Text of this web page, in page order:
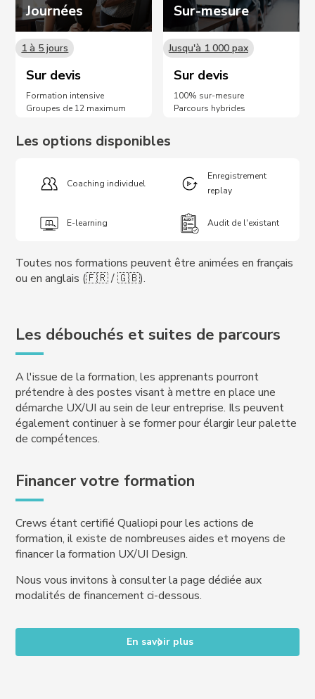
Journées
1 à 5 jours
Sur devis
Formation intensive
Groupes de 12 maximum
Sur-mesure
Jusqu'à 1 000 pax
Sur devis
100% sur-mesure
Parcours hybrides
Les options disponibles
Coaching individuel
Enregistrement
replay
E-learning Audit de l'existant
Toutes nos formations peuvent être animées en français
ou en anglais (🇫🇷 / 🇬🇧).
Les débouchés et suites de parcours
A l'issue de la formation, les apprenants pourront
prétendre à des postes visant à mettre en place une
démarche UX/UI au sein de leur entreprise. Ils peuvent
également continuer à se former pour élargir leur palette
de compétences.
Financer votre formation
Crews étant certifié Qualiopi pour les actions de
formation, il existe de nombreuses aides et moyens de
financer la formation UX/UI Design.
Nous vous invitons à consulter la page dédiée aux
modalités de financement ci-dessous.
En savoir plus